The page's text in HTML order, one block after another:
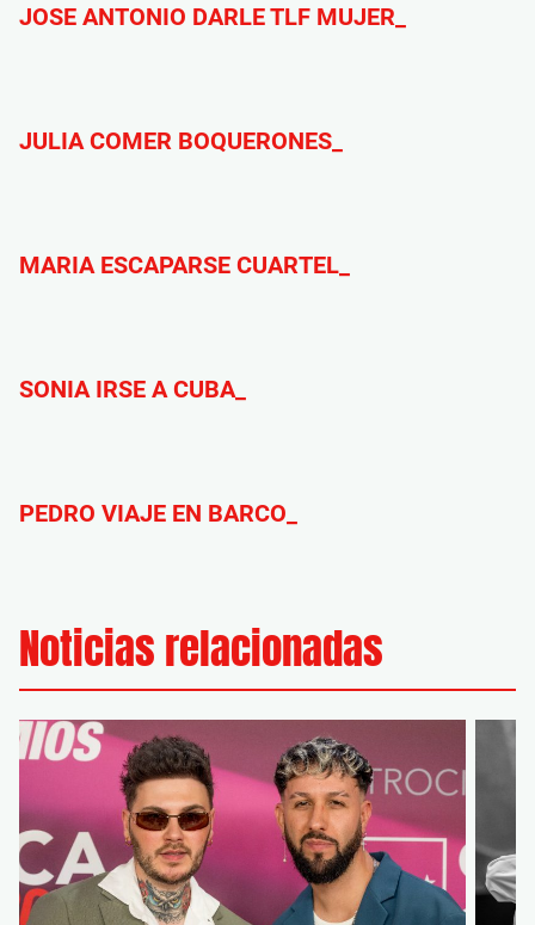
JOSE ANTONIO DARLE TLF MUJER_
JULIA COMER BOQUERONES_
MARIA ESCAPARSE CUARTEL_
SONIA IRSE A CUBA_
PEDRO VIAJE EN BARCO_
Noticias relacionadas